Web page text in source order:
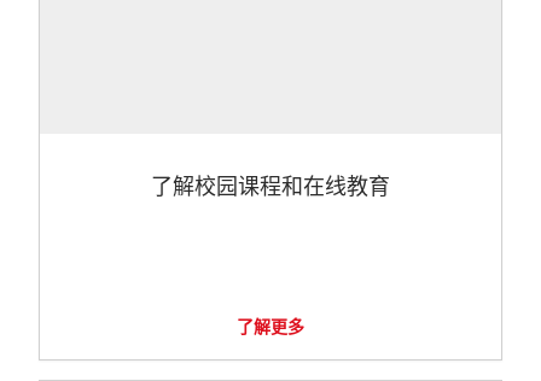
了解校园课程和在线教育
了解更多